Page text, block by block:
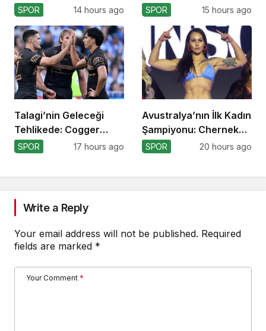
Formasını Tanıttı
SPOR 14 hours ago
Dönüyor!
SPOR 15 hours ago
Talagi’nin Geleceği
Tehlikede: Cogger
Tercihi!
SPOR 17 hours ago
Avustralya’nın İlk Kadın
Şampiyonu: Cherneka
Johnson
SPOR 20 hours ago
Write a Reply
Your email address will not be published. Required
fields are marked *
Your Comment *